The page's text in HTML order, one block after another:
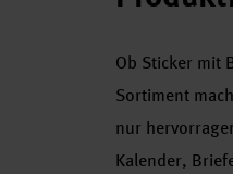
Ob Sticker mit
Sortiment
nur
Kalender,